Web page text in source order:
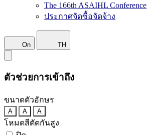
The 166th ASAIHL Conference
ประกาศจัดซื้อจัดจ้าง
On TH
ตัวช่วยการเข้าถึง
ขนาดตัวอักษร
A A A
โหมดสีตัดกันสูง